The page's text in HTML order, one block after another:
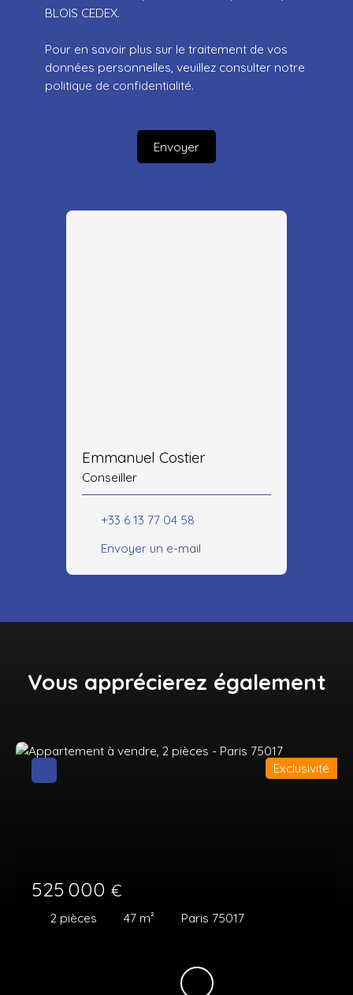
BLOIS CEDEX.
Pour en savoir plus sur le traitement de vos
données personnelles, veuillez consulter notre
politique de confidentialité.
Envoyer
Emmanuel Costier
Conseiller
+33 6 13 77 04 58
Envoyer un e-mail
Vous apprécierez également
525 000 €
2 pièces 47 m² Paris 75017
Exclusivité